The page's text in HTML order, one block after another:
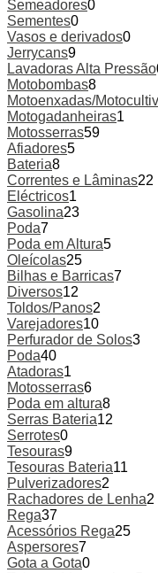
Semeadores0
Sementes0
Vasos e derivados0
Jerrycans9
Lavadoras Alta Pressão
Motobombas8
Motoenxadas/
Motogadanheiras1
Motosserras59
Afiadores5
Bateria8
Correntes e Lâminas22
Eléctricos1
Gasolina23
Poda7
Poda em Altura5
Oleícolas25
Bilhas e Barricas7
Diversos12
Toldos/Panos2
Varejadores10
Perfurador de Solos3
Poda40
Atadoras1
Motosserras6
Poda em altura8
Serras Bateria12
Serrotes0
Tesouras9
Tesouras Bateria11
Pulverizadores2
Rachadores de Lenha2
Rega37
Acessórios Rega25
Aspersores7
Gota a Gota0